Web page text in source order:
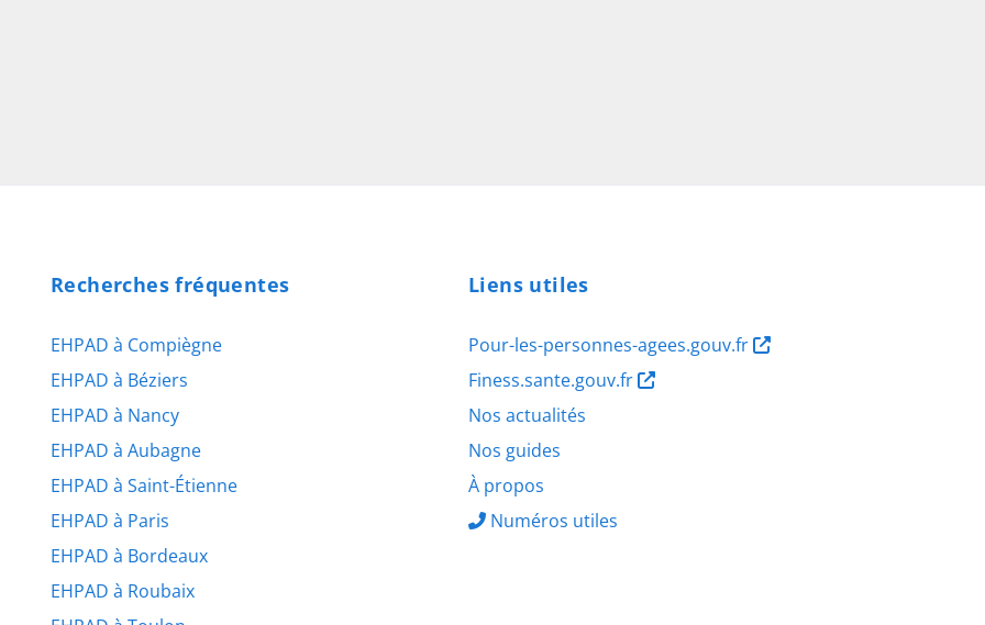
Recherches fréquentes
EHPAD à Compiègne
EHPAD à Béziers
EHPAD à Nancy
EHPAD à Aubagne
EHPAD à Saint-Étienne
EHPAD à Paris
EHPAD à Bordeaux
EHPAD à Roubaix
Liens utiles
Pour-les-personnes-agees.gouv.fr
Finess.sante.gouv.fr
Nos actualités
Nos guides
À propos
Numéros utiles